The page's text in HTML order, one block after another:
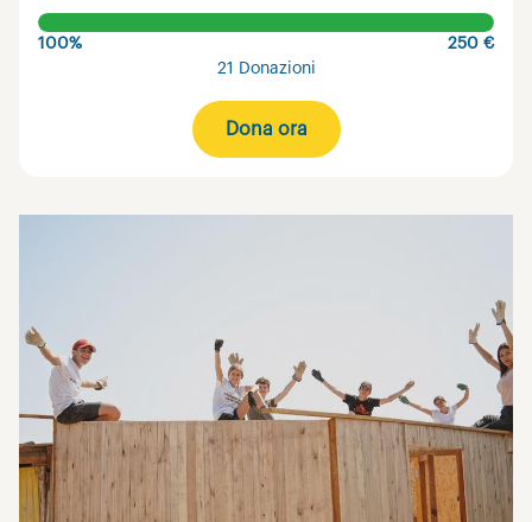
100%
250 €
21 Donazioni
Dona ora